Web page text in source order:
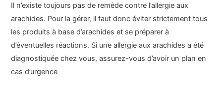
Il n’existe toujours pas de remède contre l’allergie aux
arachides. Pour la gérer, il faut donc éviter strictement tous
les produits à base d’arachides et se préparer à
d’éventuelles réactions. Si une allergie aux arachides a été
diagnostiquée chez vous, assurez-vous d’avoir un plan en
cas d’urgence